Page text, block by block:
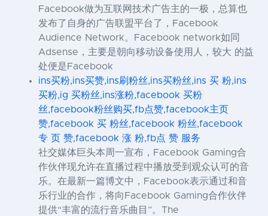
Facebook做为互联网技术广告主的一极，总算也
发布了自身的广告联盟平台了，Facebook
Audience Network。Facebook network如同
Adsense，主要是朝向移动设备使用人，较大 的益
处便是Facebook
ins买粉,ins买赞,ins刷粉丝,ins买粉丝,ins 买 粉,ins
买粉,ig 买粉丝,ins涨粉,facebook 买粉
丝,facebook粉丝购买,fb点赞,facebook主页
赞,facebook 买 粉丝,facebook 粉丝,facebook
专 页 赞,facebook 涨 粉,fb点 赞 服务
社交媒体巨头本周一宣布，Facebook Gaming合
作伙伴现允许在直播过程中播放受到观众认可的音
乐。在最新一篇博文中，Facebook表示通过和音
乐行业的合作，将向Facebook Gaming合作伙伴
提供“丰富的流行音乐曲目”。The